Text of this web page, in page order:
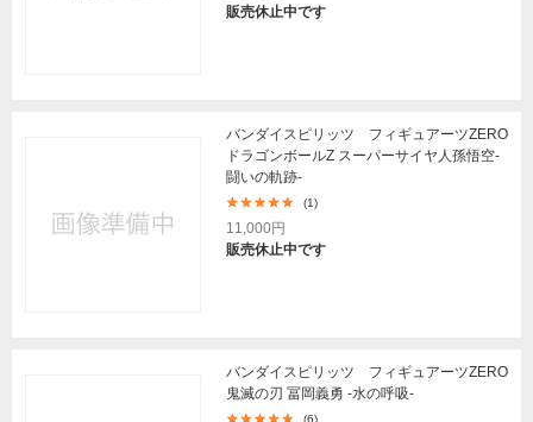
販売休止中です
バンダイスピリッツ フィギュアーツZERO
ドラゴンボールZ スーパーサイヤ人孫悟空-
闘いの軌跡-
(1)
11,000円
販売休止中です
バンダイスピリッツ フィギュアーツZERO
鬼滅の刃 冨岡義勇 -水の呼吸-
(6)